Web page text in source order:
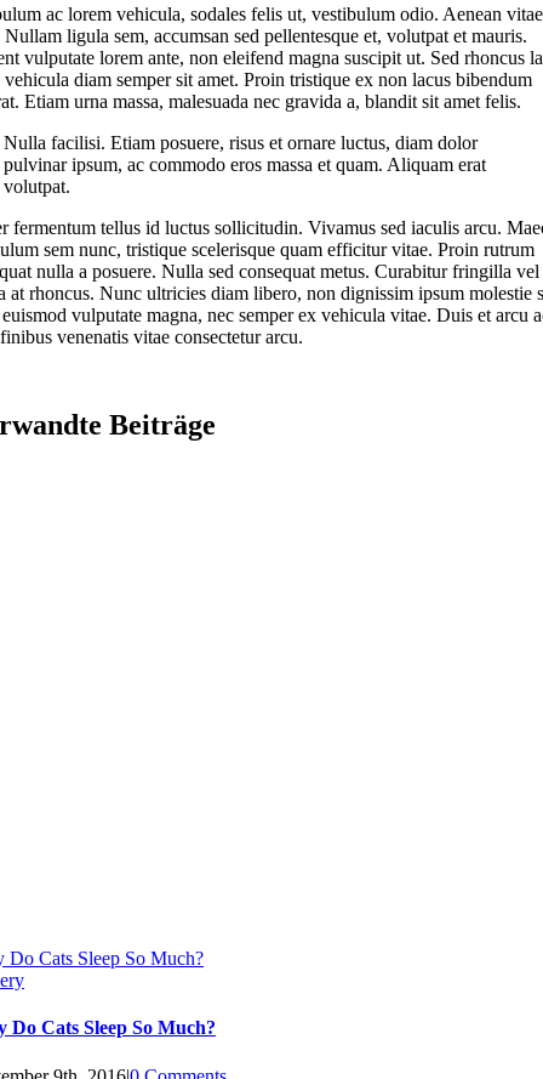
ac lorem vehicula, sodales felis ut, vestibulum odio. Aenean
Nullam ligula sem, accumsan sed pellentesque et, volutpat et mauris.
vulputate lorem ante, non eleifend magna suscipit ut. Sed rhoncus
vehicula diam semper sit amet. Proin tristique ex non lacus bibendum
Etiam urna massa, malesuada nec gravida a, blandit sit amet felis.
Nulla facilisi. Etiam posuere, risus et ornare luctus, diam dolor
pulvinar ipsum, ac commodo eros massa et quam. Aliquam erat
volutpat.
fermentum tellus id luctus sollicitudin. Vivamus sed iaculis arcu.
sem nunc, tristique scelerisque quam efficitur vitae. Proin rutrum
nulla a posuere. Nulla sed consequat metus. Curabitur fringilla vel
at rhoncus. Nunc ultricies diam libero, non dignissim ipsum molestie
vulputate magna, nec semper ex vehicula vitae. Duis et arcu
venenatis vitae consectetur arcu.
Beiträge
Do Cats Sleep So Much?
Do Cats Sleep So Much?